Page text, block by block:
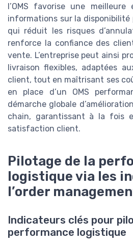
l’OMS favorise une
informations sur la
qui réduit les risques
renforce la confiance des
vente. L’entreprise peut ainsi
livraison flexibles, adaptées
client, tout en maîtrisant ses
en place d’un OMS
démarche globale
chain, garantissant à la fois
satisfaction client.
Pilotage de la
logistique via les
l’order
Indicateurs clés pour
performance logistique